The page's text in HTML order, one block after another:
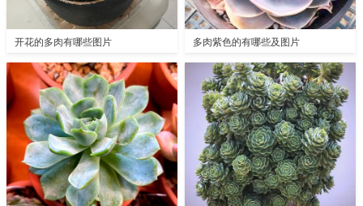
开花的多肉有哪些图片 多肉紫色的有哪些及图片